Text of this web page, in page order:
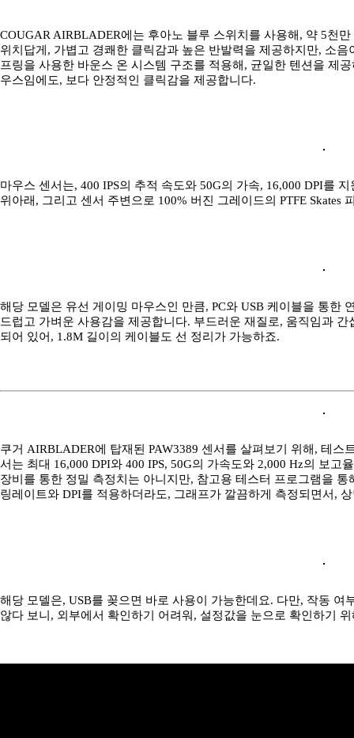
COUGAR AIRBLADER에는 후아노 블루 스위치를 사용해, 약 5천
위치답게, 가볍고 경쾌한 클릭감과 높은 반발력을 제공하지만, 소
프링을 사용한 바운스 온 시스템 구조를 적용해, 균일한 텐션을 제
우스임에도, 보다 안정적인 클릭감을 제공합니다.
마우스 센서는, 400 IPS의 추적 속도와 50G의 가속, 16,000 DPI를
위아래, 그리고 센서 주변으로 100% 버진 그레이드의 PTFE
해당 모델은 유선 게이밍 마우스인 만큼, PC와 USB 케이블을 통한
드럽고 가벼운 사용감을 제공합니다. 부드러운 재질로, 움직임과
되어 있어, 1.8M 길이의 케이블도 선 정리가 가능하죠.
쿠거 AIRBLADER에 탑재된 PAW3389 센서를 살펴보기 위해, 테
서는 최대 16,000 DPI와 400 IPS, 50G의 가속도와 2,000 Hz의 보
장비를 통한 정밀 측정치는 아니지만, 참고용 테스터 프로그램을
링레이트와 DPI를 적용하더라도, 그래프가 깔끔하게 측정되면서,
해당 모델은, USB를 꽂으면 바로 사용이 가능한데요. 다만, 작동
않다 보니, 외부에서 확인하기 어려워, 설정값을 눈으로 확인하기